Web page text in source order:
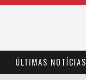
ÚLTIMAS NOTÍCIAS